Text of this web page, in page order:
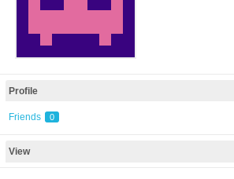
Profile
Friends 0
View